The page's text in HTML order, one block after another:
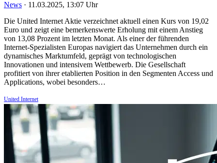
News · 11.03.2025, 13:07 Uhr
Die United Internet Aktie verzeichnet aktuell einen Kurs von 19,02
Euro und zeigt eine bemerkenswerte Erholung mit einem Anstieg
von 13,08 Prozent im letzten Monat. Als einer der führenden
Internet-Spezialisten Europas navigiert das Unternehmen durch ein
dynamisches Marktumfeld, geprägt von technologischen
Innovationen und intensivem Wettbewerb. Die Gesellschaft
profitiert von ihrer etablierten Position in den Segmenten Access und
Applications, wobei besonders…
United Internet